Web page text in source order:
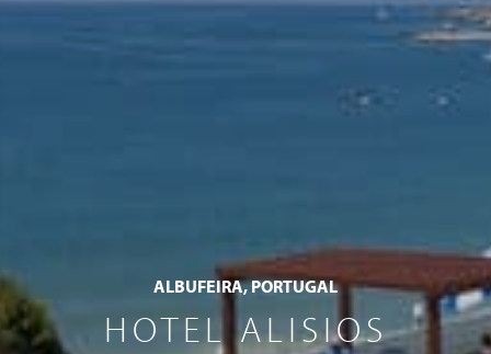
ALBUFEIRA, PORTUGAL
HOTEL ALISIOS